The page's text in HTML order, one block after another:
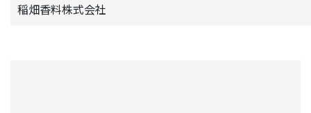
稲畑香料株式会社